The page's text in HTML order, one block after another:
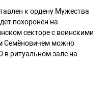
к ордену Мужества
похоронен на
секторе с воинскими
Семёновичем можно
в ритуальном зале на